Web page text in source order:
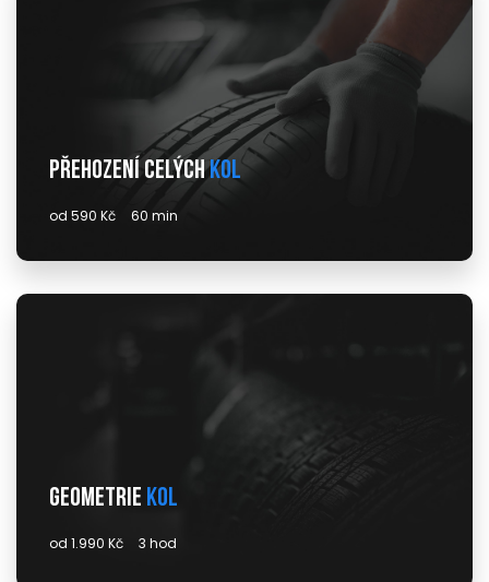
Přehození celýchkol
od 590 Kč 60 min
Geometrie kol
od 1.990 Kč 3 hod